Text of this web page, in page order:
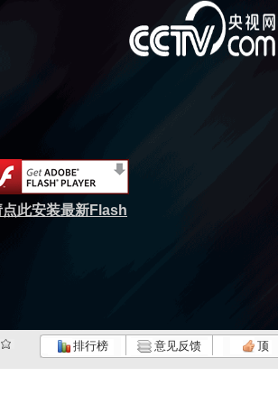
点此安装最新Flash
排行榜 意见反馈 顶